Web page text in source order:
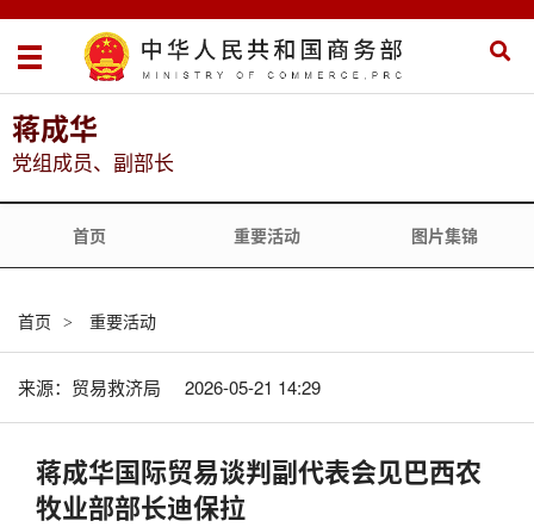
蒋成华
党组成员、副部长
首页 重要活动 图片集锦
首页 > 重要活动
来源：贸易救济局 2026-05-21 14:29
蒋成华国际贸易谈判副代表会见巴西农
牧业部部长迪保拉